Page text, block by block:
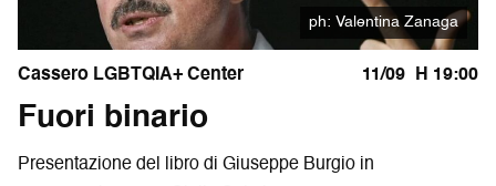
ph: Valentina Zanaga
Cassero LGBTQIA+ Center 11/09 H 19:00
Fuori binario
Presentazione del libro di Giuseppe Burgio in